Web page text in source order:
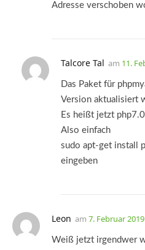
Adresse verschoben
Talcore Tal am 11.
Das Paket für
Version aktualisiert
Es heißt jetzt
Also einfach
sudo apt-get install
eingeben
Leon am 7. Februar
Weiß jetzt irgendwer